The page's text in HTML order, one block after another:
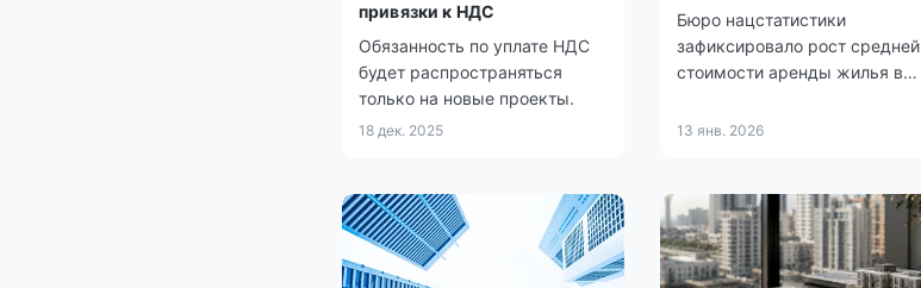
привязки к НДС
Обязанность по уплате НДС
будет распространяться
только на новые проекты.
18 дек. 2025
Бюро нацстатистики
зафиксировало рост средней
стоимости аренды жилья в
13 янв. 2026